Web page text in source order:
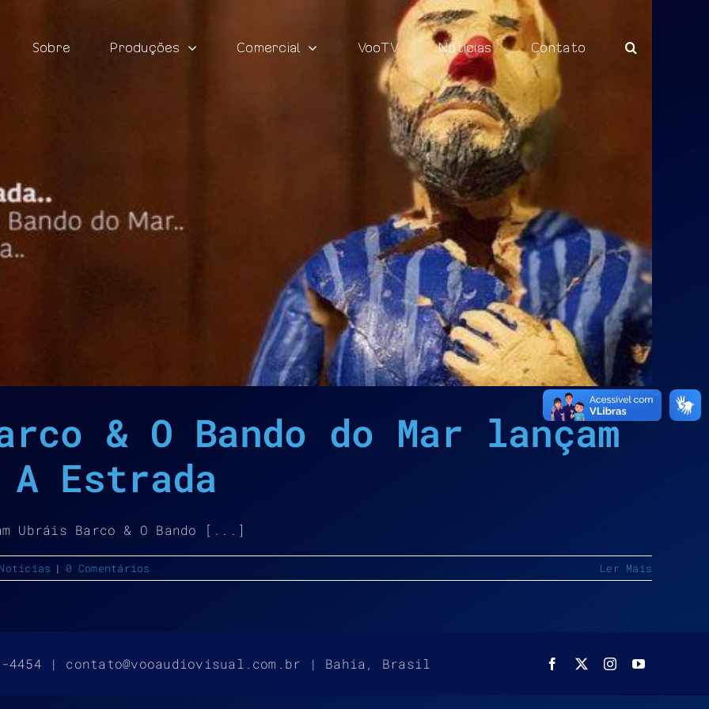
Sobre Produções Comercial VooTV Notícias Contato
& O Bando do Mar lançam
Estrada
Ubráis Barco & O Bando [...]
Notícias | 0 Comentários Ler Mais
4454 | contato@vooaudiovisual.com.br | Bahia, Brasil